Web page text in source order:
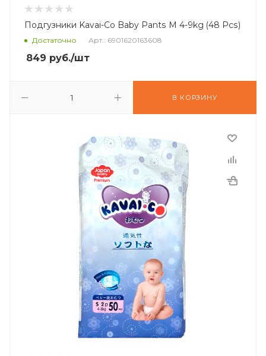
Подгузники Kavai-Co Baby Pants M 4-9kg (48 Pcs)
Достаточно Арт.: 6901620163608
849 руб./шт
В КОРЗИНУ